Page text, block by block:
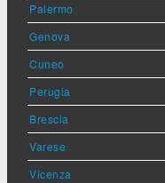
Palermo
Genova
Cuneo
Perugia
Brescia
Varese
Vicenza